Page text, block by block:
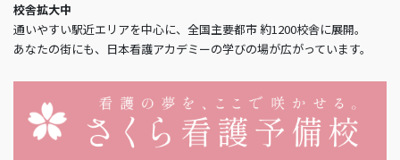
校舎拡大中
通いやすい駅近エリアを中心に、全国主要都市 約1200校舎に展開。
あなたの街にも、日本看護アカデミーの学びの場が広がっています。